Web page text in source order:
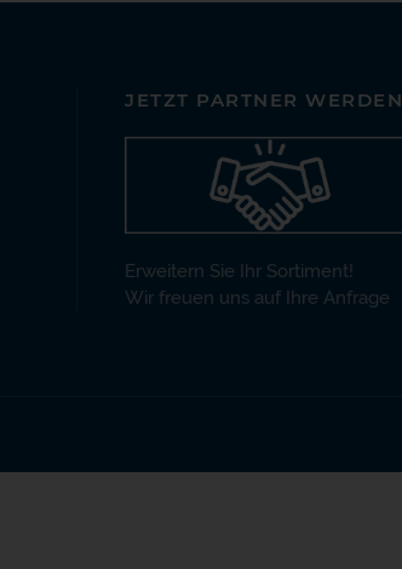
JETZT PARTNER WERDEN
Erweitern Sie Ihr Sortiment!
Wir freuen uns auf Ihre Anfrage